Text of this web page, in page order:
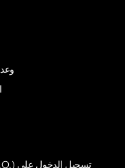
تسجيل الدخول على (.Fans of M.O) برنامج ضيوف درجة الإمتياز